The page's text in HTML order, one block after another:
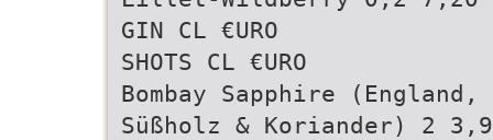
GIN CL €URO
SHOTS CL €URO
Bombay Sapphire
Süßholz & Koriander) 2